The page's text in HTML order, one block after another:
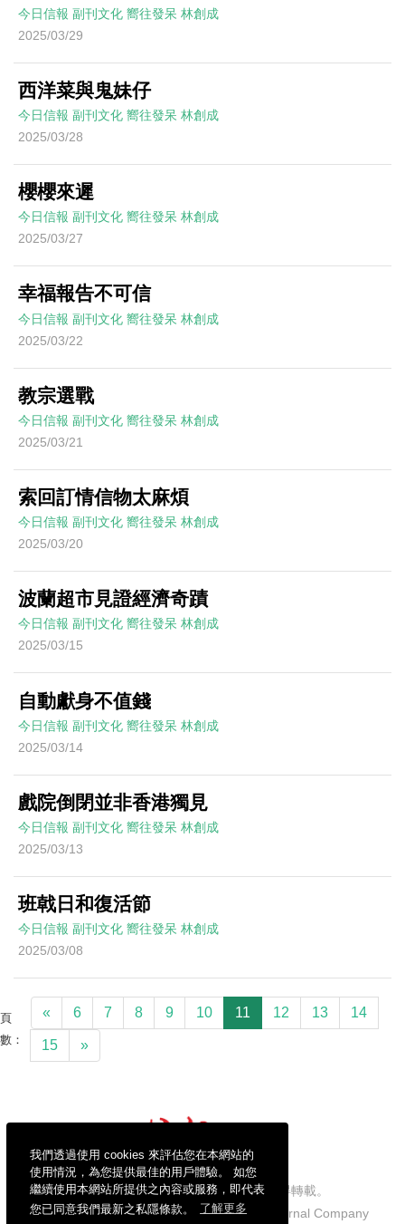
我們透過使用 cookies 來評估您在本網站的
使用情況，為您提供最佳的用戶體驗。 如您
繼續使用本網站所提供之內容或服務，即代表
您已同意我們最新之私隱條款。
了解更多
今日信報 副刊文化 嚮往發呆 林創成
2025/03/29
西洋菜與鬼妹仔
今日信報 副刊文化 嚮往發呆 林創成
2025/03/28
櫻櫻來遲
今日信報 副刊文化 嚮往發呆 林創成
2025/03/27
幸福報告不可信
今日信報 副刊文化 嚮往發呆 林創成
2025/03/22
教宗選戰
今日信報 副刊文化 嚮往發呆 林創成
2025/03/21
索回訂情信物太麻煩
今日信報 副刊文化 嚮往發呆 林創成
2025/03/20
波蘭超市見證經濟奇蹟
今日信報 副刊文化 嚮往發呆 林創成
2025/03/15
自動獻身不值錢
今日信報 副刊文化 嚮往發呆 林創成
2025/03/14
戲院倒閉並非香港獨見
今日信報 副刊文化 嚮往發呆 林創成
2025/03/13
班戟日和復活節
今日信報 副刊文化 嚮往發呆 林創成
2025/03/08
頁
數：
« 6 7 8 9 10 11 12 13 14
15 »
信報財經新聞有限公司版權所有，不得轉載。
Copyright © 2026 Hong Kong Economic Journal Company